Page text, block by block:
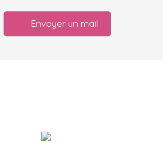
Envoyer un mail